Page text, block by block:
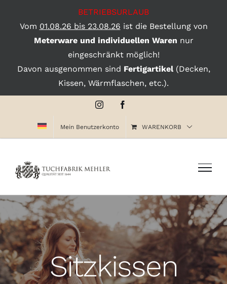
BETRIEBSURLAUB
Vom 01.08.26 bis 23.08.26 ist die Bestellung von
Meterware und individuellen Waren nur
eingeschränkt möglich!
Davon ausgenommen sind Fertigartikel(Decken,
Kissen, Wärmflaschen, etc.).
Instagram
Mein Benutzerkonto WARENKORB
Sitzkissen